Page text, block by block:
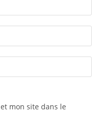
mon site dans le